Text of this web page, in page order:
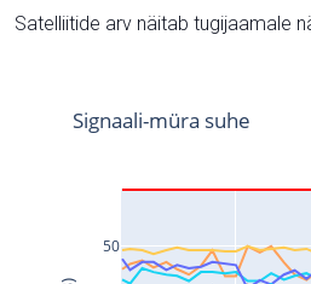
Satelliitide arv näitab tugijaamale